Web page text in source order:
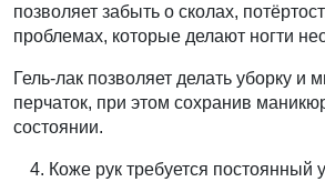
позволяет забыть о сколах,
проблемах, которые делают ногти
Гель-лак позволяет делать уборку и
перчаток, при этом сохранив
состоянии.
Коже рук требуется постоянный